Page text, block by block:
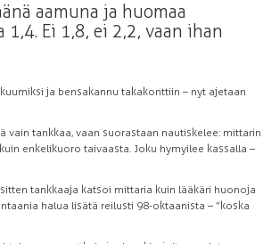
aamuna ja huomaa
Ei 1,8, ei 2,2, vaan ihan
ja bensakannu takakonttiin – nyt ajetaan
vain tankkaa, vaan suorastaan nautiskelee: mittarin
enkelikuoro taivaasta. Joku hymyilee kassalla –
tankkaaja katsoi mittaria kuin lääkäri huonoja
halua lisätä reilusti 98-oktaanista – ”koska